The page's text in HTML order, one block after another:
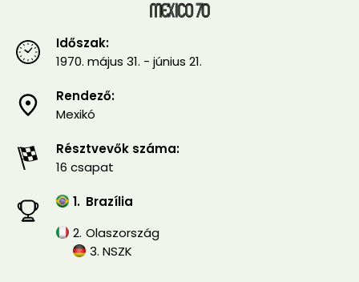
Időszak:
1970. május 31. - június 21.
Rendező:
Mexikó
Résztvevők száma:
16 csapat
1. Brazília
2. Olaszország
3. NSZK